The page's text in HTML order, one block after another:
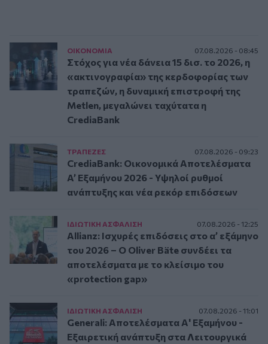
ΟΙΚΟΝΟΜΙΑ 07.08.2026 - 08:45
Στόχος για νέα δάνεια 15 δισ. το 2026, η
«ακτινογραφία» της κερδοφορίας των
τραπεζών, η δυναμική επιστροφή της
Metlen, μεγαλώνει ταχύτατα η
CrediaBank
ΤΡAΠΕΖΕΣ 07.08.2026 - 09:23
CrediaBank: Οικονομικά Αποτελέσματα
A’ Εξαμήνου 2026 - Υψηλοί ρυθμοί
ανάπτυξης και νέα ρεκόρ επιδόσεων
ΙΔΙΩΤΙΚΗ ΑΣΦAΛΙΣΗ 07.08.2026 - 12:25
Allianz: Ισχυρές επιδόσεις στο α’ εξάμηνο
του 2026 – Ο Oliver Bäte συνδέει τα
αποτελέσματα με το κλείσιμο του
«protection gap»
ΙΔΙΩΤΙΚΗ ΑΣΦAΛΙΣΗ 07.08.2026 - 11:01
Generali: Αποτελέσματα Α' Εξαμήνου -
Εξαιρετική ανάπτυξη στα Λειτουργικά